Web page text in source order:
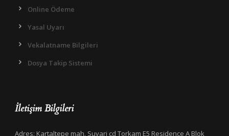
Online Ödeme
Yasal Uyarı
Vekalatname Bilgileri
Dosya Takip Sistemi
İletişim Bilgileri
Adres: Kartaltepe mah. Suvari cd Torkam E5 Residence A Blok